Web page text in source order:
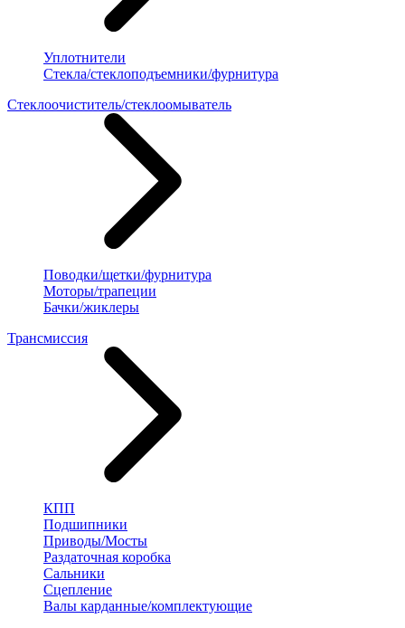
Уплотнители
Стекла/стеклоподъемники/фурнитура
Стеклоочиститель/стеклоомыватель
Поводки/щетки/фурнитура
Моторы/трапеции
Бачки/жиклеры
Трансмиссия
КПП
Подшипники
Приводы/Мосты
Раздаточная коробка
Сальники
Сцепление
Валы карданные/комплектующие